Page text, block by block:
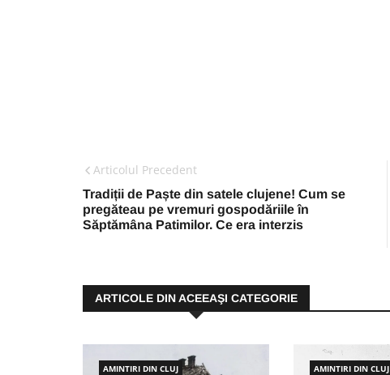
Articolul Precedent
Tradiții de Paște din satele clujene! Cum se
pregăteau pe vremuri gospodăriile în
Săptămâna Patimilor. Ce era interzis
ARTICOLE DIN ACEEAŞI CATEGORIE
AMINTIRI DIN CLUJ AMINTIRI DIN CLUJ